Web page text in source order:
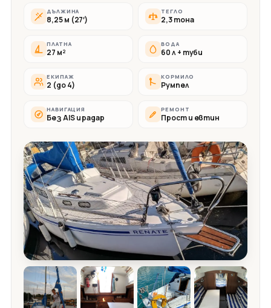
ДЪЛЖИНА
8,25 м (27′)
ТЕГЛО
2,3 тона
ПЛАТНА
27 м²
ВОДА
60 л + туби
ЕКИПАЖ
2 (до 4)
КОРМИЛО
Румпел
НАВИГАЦИЯ
Без AIS и радар
РЕМОНТ
Прост и евтин